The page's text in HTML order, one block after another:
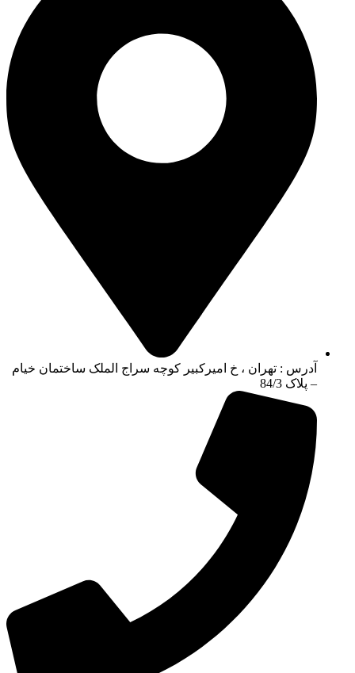
آدرس : تهران ، خ امیرکبیر کوچه سراج الملک ساختمان خیام
– پلاک 84/3